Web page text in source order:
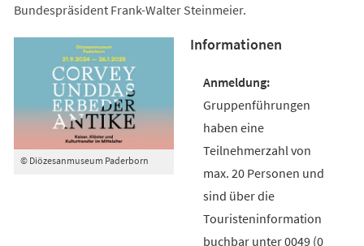
Bundespräsident Frank-Walter Steinmeier.
© Diözesanmuseum Paderborn
Informationen
Gruppenführungen
haben eine
Teilnehmerzahl von
max. 20 Personen und
sind über die
Touristeninformation
buchbar unter 0049 (0